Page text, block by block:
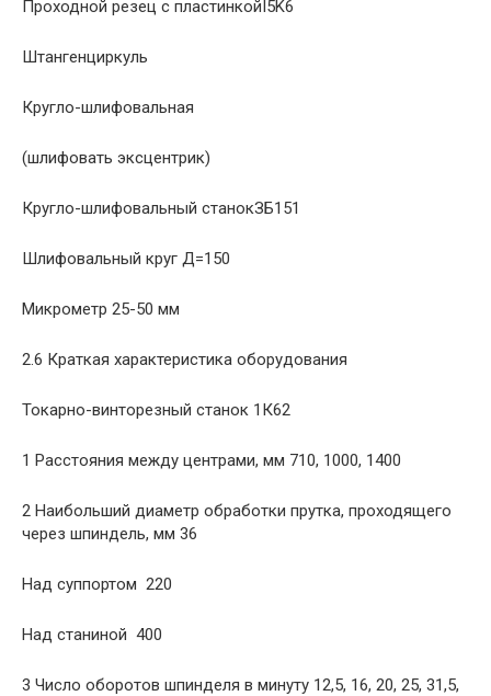
Проходной резец с пластинкойI5K6
Штангенциркуль
Кругло-шлифовальная
(шлифовать эксцентрик)
Кругло-шлифовальный станокЗБ151
Шлифовальный круг Д=150
Микрометр 25-50 мм
2.6 Краткая характеристика оборудования
Токарно-винторезный станок 1К62
1 Расстояния между центрами, мм 710, 1000, 1400
2 Наибольший диаметр обработки прутка, проходящего
через шпиндель, мм 36
Над суппортом  220
Над станиной  400
3 Число оборотов шпинделя в минуту 12,5, 16, 20, 25, 31,5,